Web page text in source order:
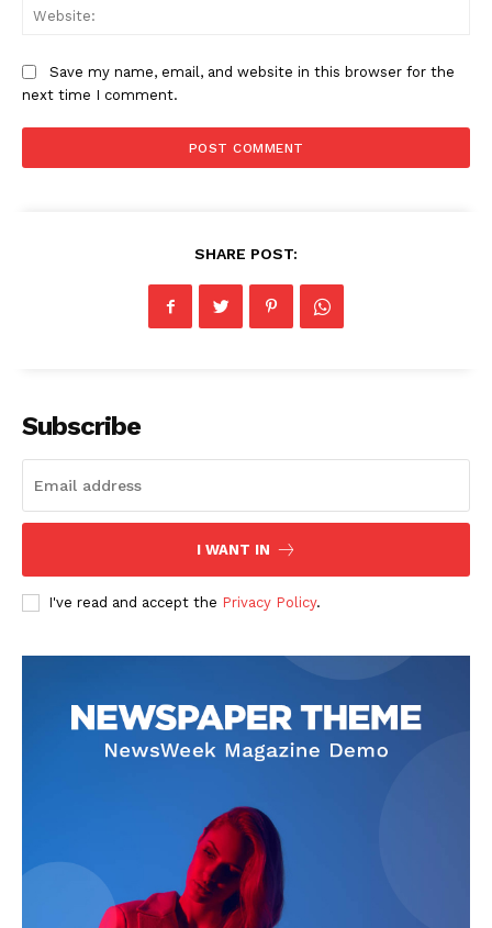
News Week
Company
Subscription Plans
My account
Save my name, email, and website in this browser for the
next time I comment.
SHARE POST:
Subscribe
I WANT IN
I've read and accept the Privacy Policy.